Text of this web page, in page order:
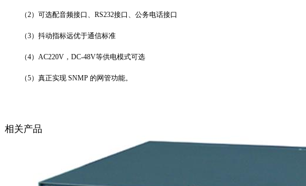
（2） 可选配音频接口、RS232接口、公务电话接口
（3）抖动指标远优于通信标准
（4）AC220V，DC-48V等供电模式可选
（5）真正实现 SNMP 的网管功能。
相关产品